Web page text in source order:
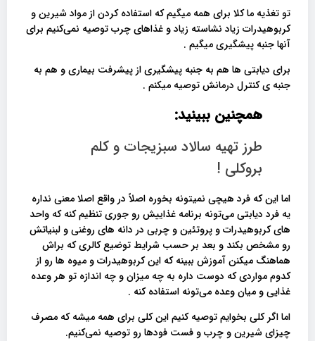
تو تغذیه ما کلا برای همه میگیم که استفاده کردن از مواد شیرین و
کربوهیدرات زیاد نشاسته زیاد و غذاهای چرب توصیه نمی‌کنیم برای
آنها جنبه پیشگیری میگیم .
برای دیابتی ها هم به جنبه پیشگیری از پیشرفت بیماری و هم به
جنبه ی کنترل درمانش توصیه میکنم .
همچنین ببینید:
طرز تهیه سالاد سبزیجات و کلم
بروکلی !
اما این که فرد هیچی نمیتونه بخوره اصلاً در واقع اصلا معنی نداره
یه فرد دیابتی می‌تونه برنامه غذاییش رو جوری تنظیم کنه که واحد
های کربوهیدرات و پروتئین و چربی در دانه های روغنی و لبنیاتش
رو مشخص بکند و بعد بر حسب شرایط توضیع کالری که براش
هماهنگ میکنن آموزش ببینه که این کربوهیدرات و میوه ها رو از
کدوم مواردی که دوست داره به چه میزان و چه اندازه تو هر وعده
غذایی و میان وعده می‌تونه استفاده کنه .
اما اگر کلی بخوایم توصیه کنیم این کلی برای همه میشه که مصرف
چیزای شیرین و چرب و فست فودها رو توصیه نمی‌کنیم.